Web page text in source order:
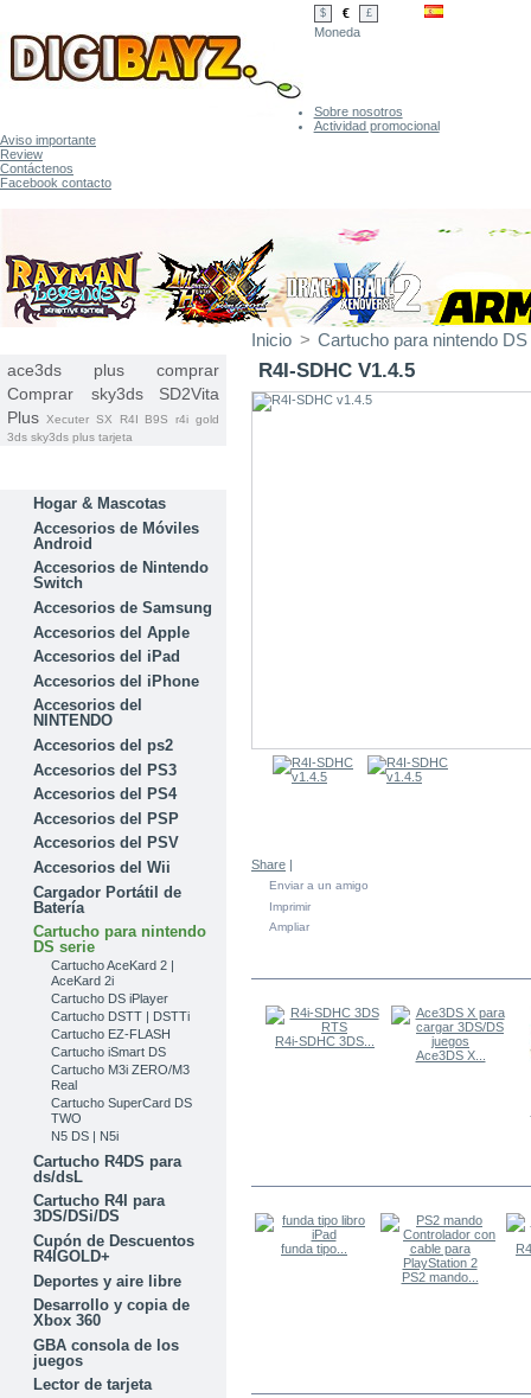
$ € £
Moneda
Sobre nosotros
Actividad promocional
Aviso importante
Review
Contáctenos
Facebook contacto
ace3ds plus comprar
Comprar sky3ds
SD2Vita
Plus Xecuter SX R4I B9S
r4i gold
3ds sky3ds plus tarjeta
Hogar & Mascotas
Accesorios de Móviles
Android
Accesorios de Nintendo
Switch
Accesorios de Samsung
Accesorios del Apple
Accesorios del iPad
Accesorios del iPhone
Accesorios del
NINTENDO
Accesorios del ps2
Accesorios del PS3
Accesorios del PS4
Accesorios del PSP
Accesorios del PSV
Accesorios del Wii
Cargador Portátil de
Batería
Cartucho para nintendo
DS serie
Cartucho AceKard 2 |
AceKard 2i
Cartucho DS iPlayer
Cartucho DSTT | DSTTi
Cartucho EZ-FLASH
Cartucho iSmart DS
Cartucho M3i ZERO/M3
Real
Cartucho SuperCard DS
TWO
N5 DS | N5i
Cartucho R4DS para
ds/dsL
Cartucho R4I para
3DS/DSi/DS
Cupón de Descuentos
R4IGOLD+
Deportes y aire libre
Desarrollo y copia de
Xbox 360
GBA consola de los
juegos
Lector de tarjeta
Inicio > Cartucho para nintendo
R4I-SDHC V1.4.5
Share |
Enviar a un amigo
Imprimir
Ampliar
R4i-SDHC 3DS...
Ace3DS X...
funda tipo...
PS2 mando...